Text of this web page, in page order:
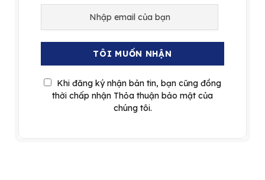
Khi đăng ký nhận bản tin, bạn cũng đồng
thời chấp nhận Thỏa thuận bảo mật của
chúng tôi.